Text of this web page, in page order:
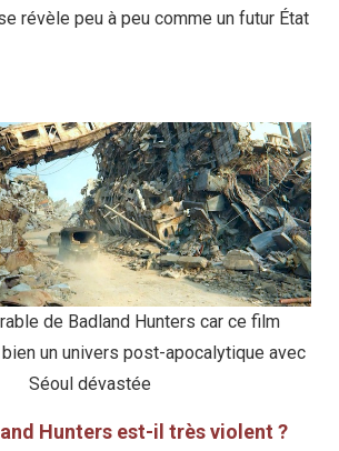
révèle peu à peu comme un futur État
de Badland Hunters car ce film
un univers post-apocalytique avec
Séoul dévastée
Hunters est-il très violent ?